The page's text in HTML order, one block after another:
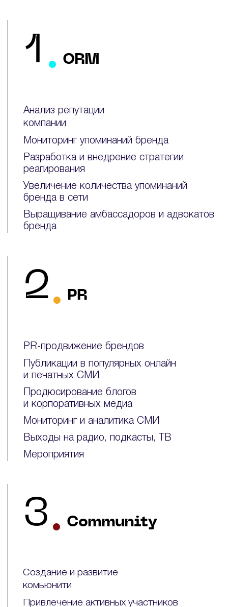
1 . ORM
Анализ репутации
компании
Мониторинг упоминаний бренда
Разработка и внедрение стратегии
реагирования
Увеличение количества упоминаний
бренда в сети
Выращивание амбассадоров и адвокатов
бренда
2. PR
PR-продвижение брендов
Публикации в популярных онлайн
и печатных СМИ
Продюсирование блогов
и корпоративных медиа
Мониторинг и аналитика СМИ
Выходы на радио, подкасты, ТВ
Мероприятия
3. Community
Создание и развитие
комьюнити
Привлечение активных участников